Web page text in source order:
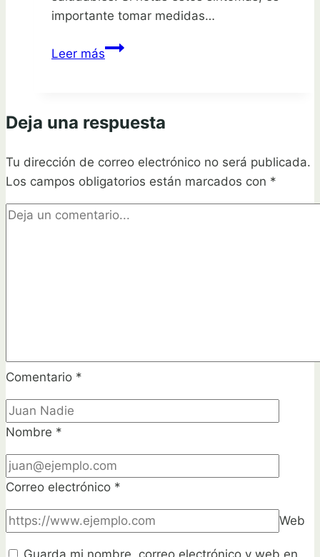
importante tomar medidas…
Leer másGuía
y
la
sobrecarga
de
nutrientes
Deja una respuesta
Tu dirección de correo electrónico no será publicada.
Los campos obligatorios están marcados con *
Comentario *
Nombre *
Correo electrónico *
Web
Guarda mi nombre, correo electrónico y web en